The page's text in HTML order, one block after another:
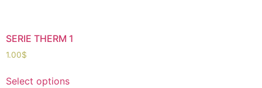
SERIE THERM 1
1.00$
Select options